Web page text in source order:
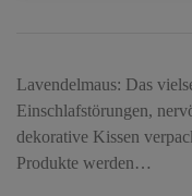
Lavendelmaus: Das
Einschlafstörungen,
dekorative Kissen
Produkte werden…